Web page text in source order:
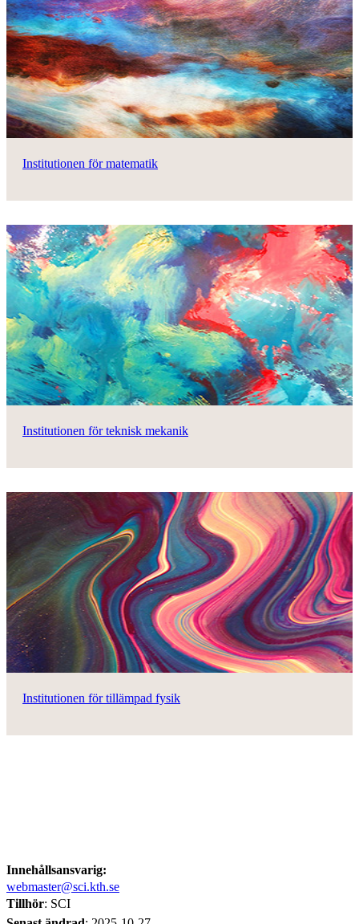
Institutionen för matematik
Institutionen för teknisk mekanik
Institutionen för tillämpad fysik
Innehållsansvarig:
webmaster@sci.kth.se
Tillhör: SCI